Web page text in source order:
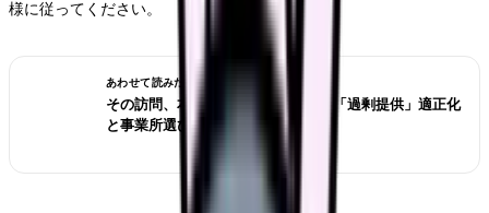
様に従ってください。
あわせて読みたい
その訪問、本当に必要？訪問看護の「過剰提供」適正化
と事業所選び